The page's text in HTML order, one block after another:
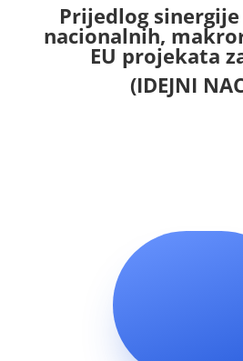
Prijedlog
nacionalnih,
EU projekata
(IDEJNI